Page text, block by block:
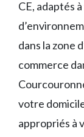
CE, adaptés
dans la zone
commerce
votre
appropriés à